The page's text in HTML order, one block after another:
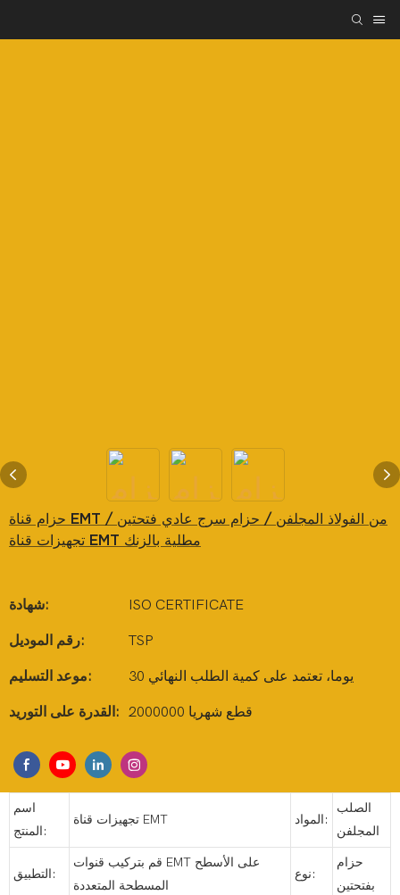
حزام قناة EMT من الفولاذ المجلفن / حزام سرج عادي فتحتين /
تجهيزات قناة EMT مطلية بالزنك
شهادة: ISO CERTIFICATE
رقم الموديل: TSP
موعد التسليم: 30 يوما، تعتمد على كمية الطلب النهائي
القدرة على التوريد: 2000000 قطع شهريا
اسم
المنتج:
تجهيزات قناة EMT المواد:
الصلب
المجلفن
التطبيق:
قم بتركيب قنوات EMT على الأسطح
المسطحة المتعددة
نوع:
حزام
بفتحتين